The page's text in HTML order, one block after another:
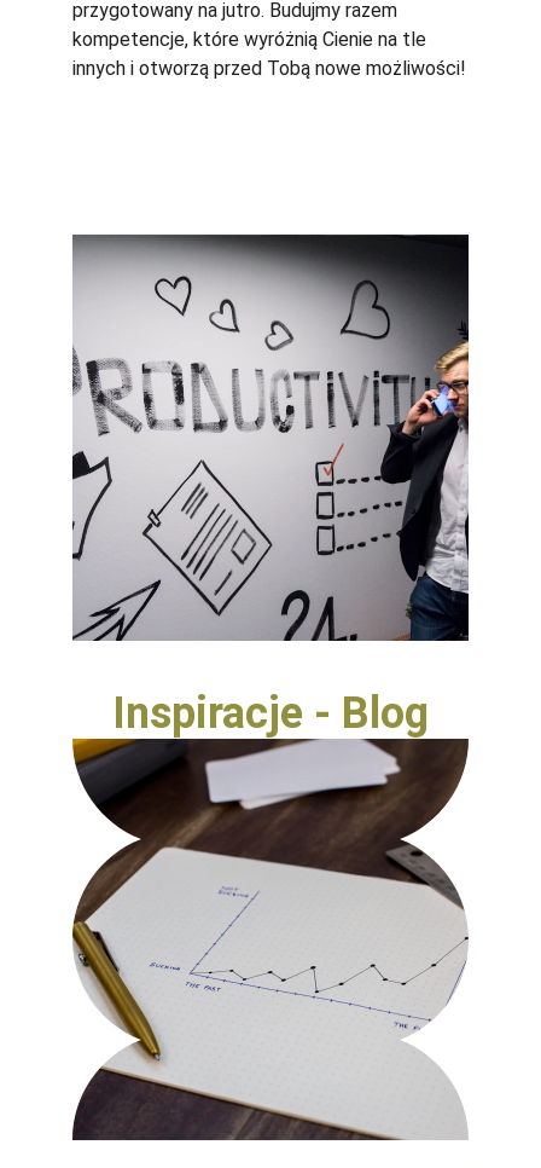
przygotowany na jutro. Budujmy razem
kompetencje, które wyróżnią Cienie na tle
innych i otworzą przed Tobą nowe możliwości!
Inspiracje - Blog